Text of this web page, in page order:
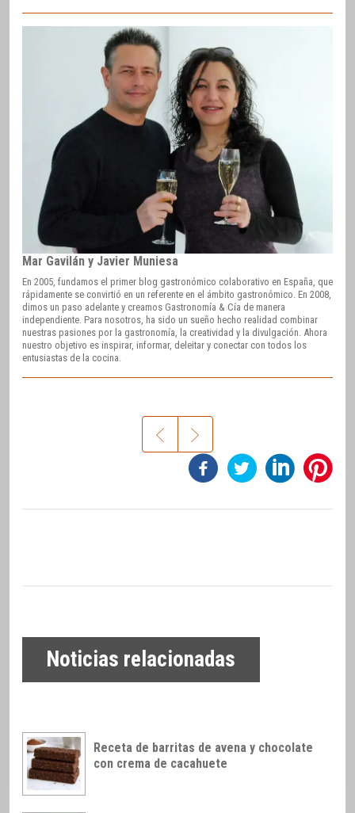
Mar Gavilán y Javier Muniesa
En 2005, fundamos el primer blog gastronómico colaborativo en España, que
rápidamente se convirtió en un referente en el ámbito gastronómico. En 2008,
dimos un paso adelante y creamos Gastronomía & Cía de manera
independiente. Para nosotros, ha sido un sueño hecho realidad combinar
nuestras pasiones por la gastronomía, la creatividad y la divulgación. Ahora
nuestro objetivo es inspirar, informar, deleitar y conectar con todos los
entusiastas de la cocina.
Noticias relacionadas
Receta de barritas de avena y chocolate
con crema de cacahuete